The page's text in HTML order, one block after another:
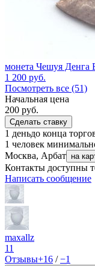
монета Чешуя Денга
1 200 руб.
Посмотреть все (51)
Начальная цена
200 руб.
Сделать ставку
1 деньдо конца
1 человек
Москва, Арбат на
Контакты доступны
Написать сообщение
maxallz
11
Отзывы+16 /−1